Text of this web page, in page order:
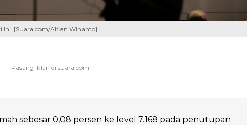
Ini. [Suara.com/Alfian Winanto]
sebesar 0,08 persen ke level 7.168 pada penutupan